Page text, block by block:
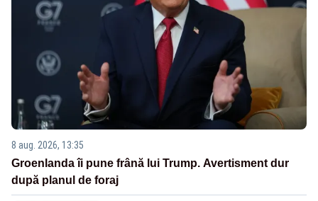
8 aug. 2026, 13:35
Groenlanda îi pune frână lui Trump. Avertisment dur
după planul de foraj